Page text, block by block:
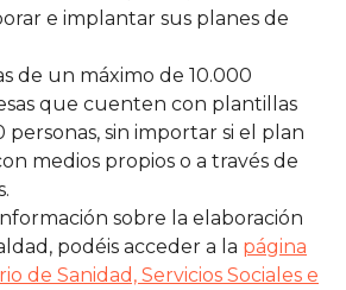
e implantar sus planes de
de un máximo de 10.000
que cuenten con plantillas
sin importar si el plan
medios propios o a través de
sobre la elaboración
podéis acceder a la página
de Sanidad, Servicios Sociales e